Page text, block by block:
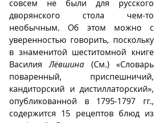
совсем не были для русского
дворянского стола чем-то
необычным. Об этом можно с
уверенностью говорить, поскольку
в знаменитой шеститомной книге
Василия Лëвшина (См.) «Словарь
поваренный, приспешничий,
кандиторский и дистиллаторский»,
опубликованной в 1795-1797 гг.,
содержится 15 рецептов блюд из